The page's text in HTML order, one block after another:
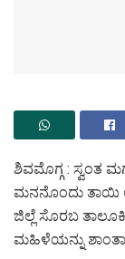
ಶಿವಮೊಗ್ಗ : ಸ್ವಂತ
ಮನನೊಂದು ತಾಯಿ
ಜಿಲ್ಲೆ ಸೊರಬ
ಮಹಿಳೆಯನ್ನು